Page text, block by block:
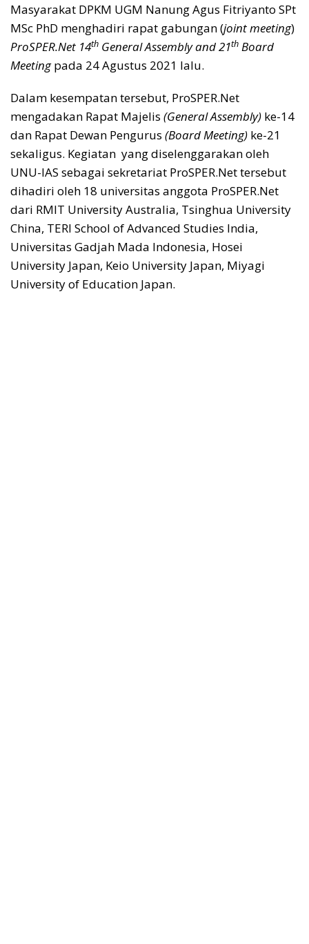
Masyarakat DPKM UGM Nanung Agus Fitriyanto SPt
MSc PhD menghadiri rapat gabungan (joint meeting)
ProSPER.Net 14th General Assembly and 21th Board
Meetingpada 24 Agustus 2021 lalu.
Dalam kesempatan tersebut, ProSPER.Net
mengadakan Rapat Majelis (General Assembly) ke-14
dan Rapat Dewan Pengurus (Board Meeting) ke-21
sekaligus. Kegiatan yang diselenggarakan oleh
UNU-IAS sebagai sekretariat ProSPER.Net tersebut
dihadiri oleh 18 universitas anggota ProSPER.Net
dari RMIT University Australia, Tsinghua University
China, TERI School of Advanced Studies India,
Universitas Gadjah Mada Indonesia, Hosei
University Japan, Keio University Japan, Miyagi
University of Education Japan.